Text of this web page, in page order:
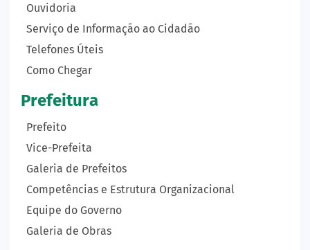
Ouvidoria
Serviço de Informação ao Cidadão
Telefones Úteis
Como Chegar
Prefeitura
Prefeito
Vice-Prefeita
Galeria de Prefeitos
Competências e Estrutura Organizacional
Equipe do Governo
Galeria de Obras